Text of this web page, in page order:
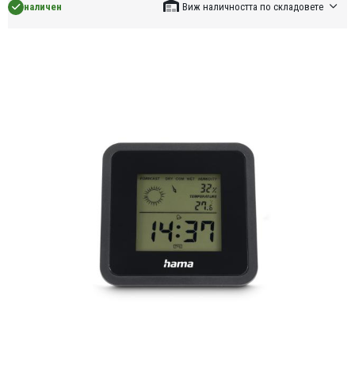
наличен Виж наличността по складовете